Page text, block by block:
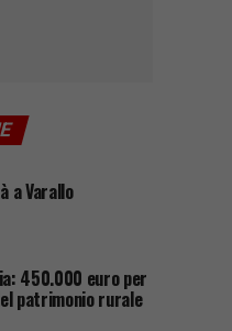
a Varallo
450.000 euro per
patrimonio rurale